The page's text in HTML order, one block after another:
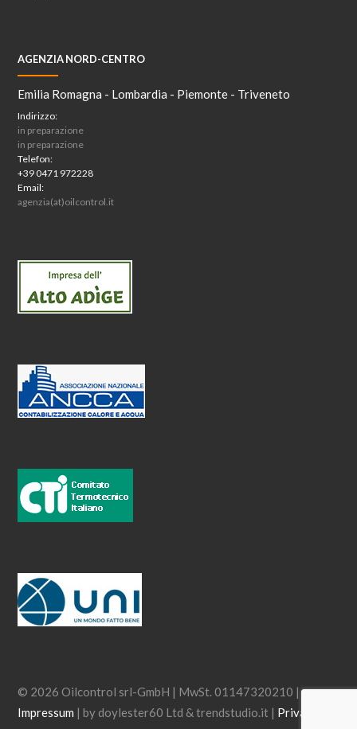
AGENZIA NORD-CENTRO
Emilia Romagna - Lombardia - Piemonte - Triveneto
Indirizzo:
in preparazione
in preparazione
Telefon:
+39 0471 972228
Email:
agenzia(at)oilcontrol.it
© 2026 Oilcontrol srl-GmbH | MwSt. 01147320210 |
Impressum | by doylester60 Ltd & trendstudio.it | Privacy